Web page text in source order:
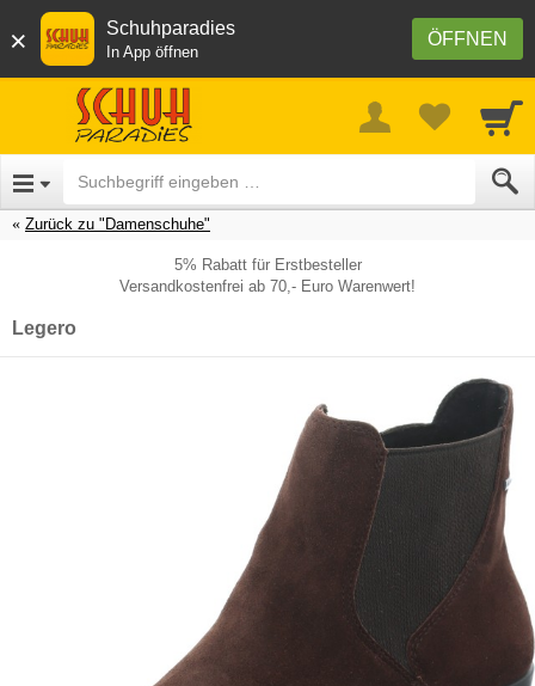
× ÖFFNEN
Schuhparadies
In App öffnen
Zurück zu "Damenschuhe"
5% Rabatt für Erstbesteller
Versandkostenfrei ab 70,- Euro Warenwert!
Legero